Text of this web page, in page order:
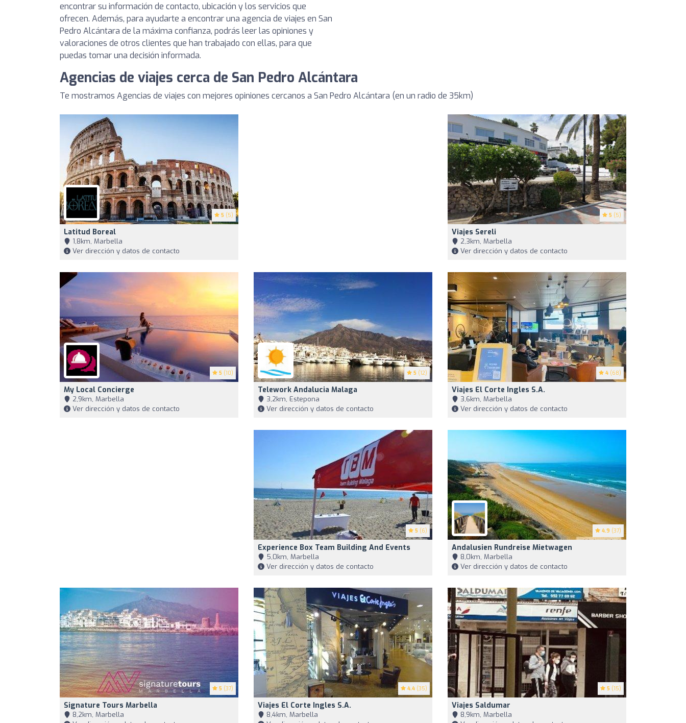
encontrar su información de contacto, ubicación y los servicios que
ofrecen. Además, para ayudarte a encontrar una agencia de viajes en San
Pedro Alcántara de la máxima confianza, podrás leer las opiniones y
valoraciones de otros clientes que han trabajado con ellas, para que
puedas tomar una decisión informada.
Agencias de viajes cerca de San Pedro Alcántara
Te mostramos Agencias de viajes con mejores opiniones cercanos a San Pedro Alcántara (en un radio de 35km)
5 (5)
Latitud Boreal
1,8km, Marbella
Ver dirección y datos de contacto
5 (5)
Viajes Sereli
2,3km, Marbella
Ver dirección y datos de contacto
5 (10)
My Local Concierge
2,9km, Marbella
Ver dirección y datos de contacto
5 (12)
Telework Andalucia Malaga
3,2km, Estepona
Ver dirección y datos de contacto
4 (68)
Viajes El Corte Ingles S.A.
3,6km, Marbella
Ver dirección y datos de contacto
5 (6)
Experience Box Team Building And Events
5,0km, Marbella
Ver dirección y datos de contacto
4.9 (37)
Andalusien Rundreise Mietwagen
8,0km, Marbella
Ver dirección y datos de contacto
5 (37)
Signature Tours Marbella
8,2km, Marbella
4.4 (35)
Viajes El Corte Ingles S.A.
8,4km, Marbella
5 (15)
Viajes Saldumar
8,9km, Marbella